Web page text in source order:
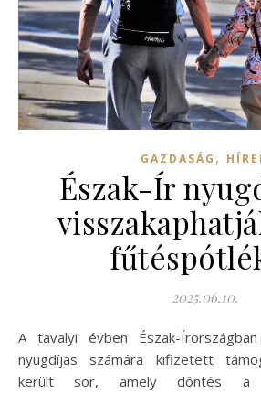
GAZDASÁG ,
Észak-Ír
2025.06.10.
A tavalyi évben Észak-Írországban mintegy 250 000
nyugdíjas számára kifizetett
került sor, amely döntés a